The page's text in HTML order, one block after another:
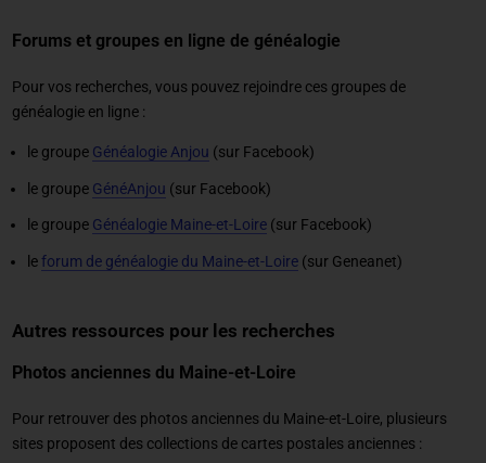
Forums et groupes en ligne de généalogie
Pour vos recherches, vous pouvez rejoindre ces groupes de
généalogie en ligne :
le groupe Généalogie Anjou (sur Facebook)
le groupe GénéAnjou (sur Facebook)
le groupe Généalogie Maine-et-Loire(sur Facebook)
leforum de généalogie du Maine-et-Loire(sur Geneanet)
Autres ressources pour les recherches
Photos anciennes du Maine-et-Loire
Pour retrouver des photos anciennes du Maine-et-Loire, plusieurs
sites proposent des collections de cartes postales anciennes :